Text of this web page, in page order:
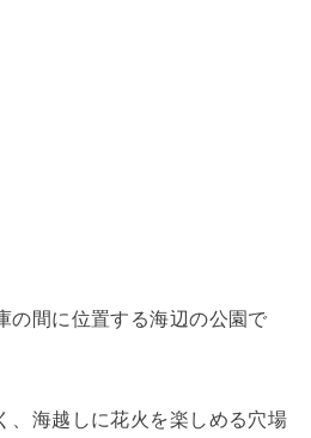
の間に位置する海辺の公園で
、海越しに花火を楽しめる穴場